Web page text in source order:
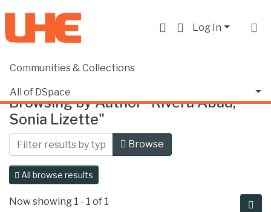
Log In
Communities & Collections
All of DSpace
Home Browse by Author
Browsing by Author "Rivera Abad,
Sonia Lizette"
Browse
All browse results
Now showing 1 - 1 of 1